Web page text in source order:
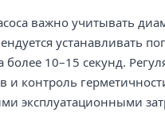
важно учитывать
устанавливать
более 10–15 секунд.
и контроль
эксплуатационными